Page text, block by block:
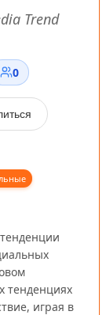
Trend
0
тенденциях
играя в